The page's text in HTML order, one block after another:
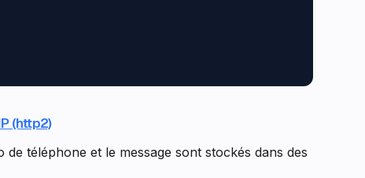
(http2)
téléphone et le message sont stockés dans des